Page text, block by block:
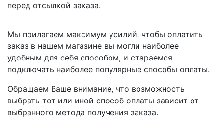
перед отсылкой заказа.
Мы прилагаем максимум усилий, чтобы оплатить
заказ в нашем магазине вы могли наиболее
удобным для себя способом, и стараемся
подключать наиболее популярные способы оплаты.
Обращаем Ваше внимание, что возможность
выбрать тот или иной способ оплаты зависит от
выбранного метода получения заказа.